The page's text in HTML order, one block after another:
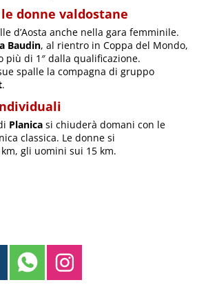
donne valdostane
d’Aosta anche nella gara femminile.
Baudin, al rientro in Coppa del Mondo,
più di 1″ dalla qualificazione.
spalle la compagna di gruppo
.
Planica si chiuderà domani con le
classica. Le donne si
gli uomini sui 15 km.